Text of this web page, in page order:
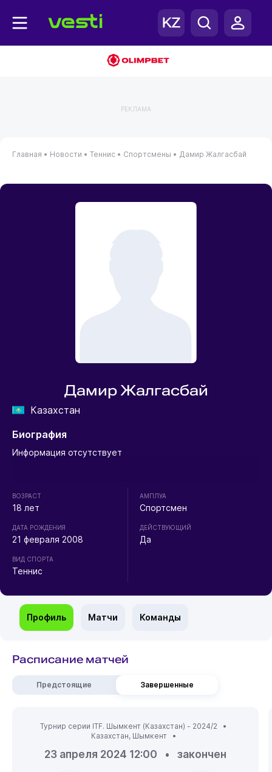
РЕКЛАМА
Главная • Новости • Теннис• Спортсмены • Дамир Жалгасбай
Дамир Жалгасбай
Казахстан
Биография
Информация отсутствует
ВОЗРАСТ
18 лет
ДАТА РОЖДЕНИЯ
21 февраля 2008
ВИД СПОРТА
Теннис
АМПЛУА
Спортсмен
ДЕЙСТВУЮЩИЙ
Да
Профиль Матчи Команды
Расписание матчей
Предстоящие Завершенные
Турнир серии ITF. Шымкент (Казахстан) - 2024/2 •
Казахстан, Шымкент •
23 апреля 2024 12:00 •закончен